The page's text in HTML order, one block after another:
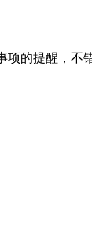
的提醒，